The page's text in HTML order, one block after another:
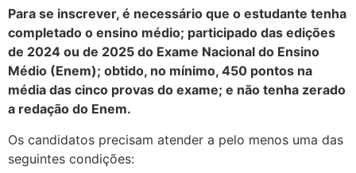
Para se inscrever, é necessário que o estudante tenha
completado o ensino médio; participado das edições
de 2024 ou de 2025 do Exame Nacional do Ensino
Médio (Enem); obtido, no mínimo, 450 pontos na
média das cinco provas do exame; e não tenha zerado
a redação do Enem.
Os candidatos precisam atender a pelo menos uma das
seguintes condições: